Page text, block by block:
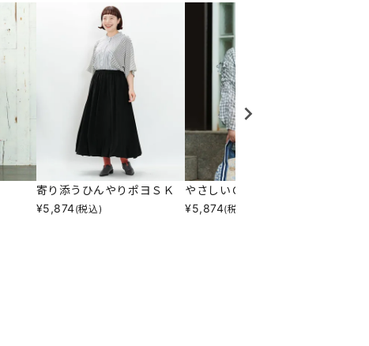
寄り添うひんやりポヨＳＫ
¥5,874(税込)
やさしいＣＨＫのＳＨＴＮ
¥5,874(税込)